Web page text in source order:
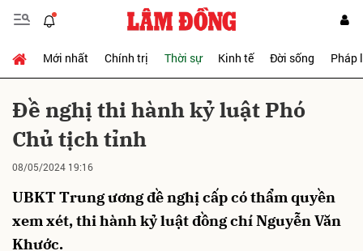
Mới nhất Chính trị Thời sự Kinh tế Đời sống Pháp
Đề nghị thi hành kỷ luật Phó
Chủ tịch tỉnh
08/05/2024 19:16
UBKT Trung ương đề nghị cấp có thẩm quyền
xem xét, thi hành kỷ luật đồng chí Nguyễn Văn
Khước.
Gửi bình luận